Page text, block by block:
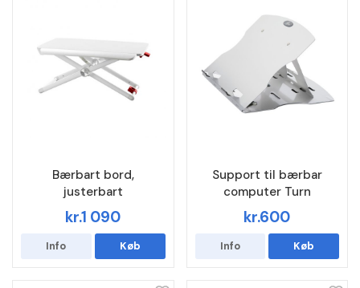
Bærbart bord,
justerbart
kr.1 090
Info Køb
Support til bærbar
computer Turn
kr.600
Info Køb